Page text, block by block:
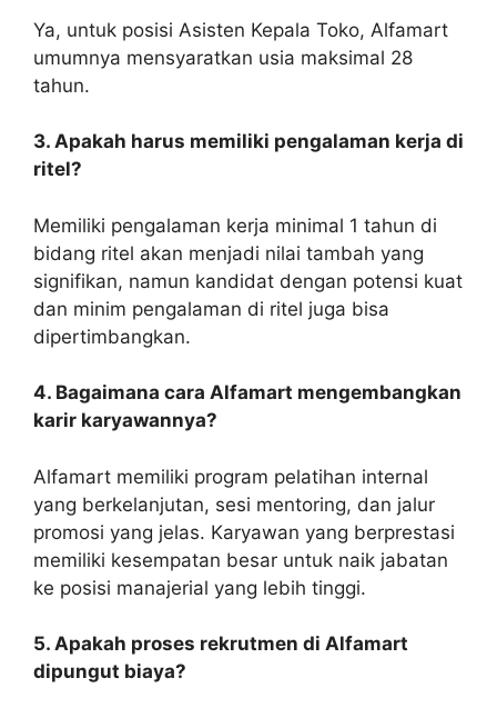
Ya, untuk posisi Asisten Kepala Toko, Alfamart
umumnya mensyaratkan usia maksimal 28
tahun.
3. Apakah harus memiliki pengalaman kerja di
ritel?
Memiliki pengalaman kerja minimal 1 tahun di
bidang ritel akan menjadi nilai tambah yang
signifikan, namun kandidat dengan potensi kuat
dan minim pengalaman di ritel juga bisa
dipertimbangkan.
4. Bagaimana cara Alfamart mengembangkan
karir karyawannya?
Alfamart memiliki program pelatihan internal
yang berkelanjutan, sesi mentoring, dan jalur
promosi yang jelas. Karyawan yang berprestasi
memiliki kesempatan besar untuk naik jabatan
ke posisi manajerial yang lebih tinggi.
5. Apakah proses rekrutmen di Alfamart
dipungut biaya?